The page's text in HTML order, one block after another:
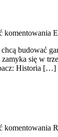
komentowania
budować
się w
Historia […]
komentowania